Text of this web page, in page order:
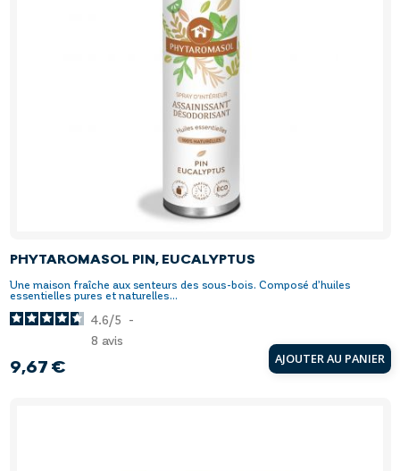
PHYTAROMASOL PIN, EUCALYPTUS
Une maison fraîche aux senteurs des sous-bois. Composé d’huiles
essentielles pures et naturelles...
Prix
9,67 € AJOUTER AU PANIER
4.6/5 -
8 avis